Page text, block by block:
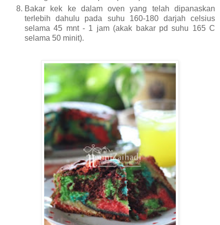
Bakar kek ke dalam oven yang telah dipanaskan
terlebih dahulu pada suhu 160-180 darjah celsius
selama 45 mnt - 1 jam (akak bakar pd suhu 165 C
selama 50 minit).